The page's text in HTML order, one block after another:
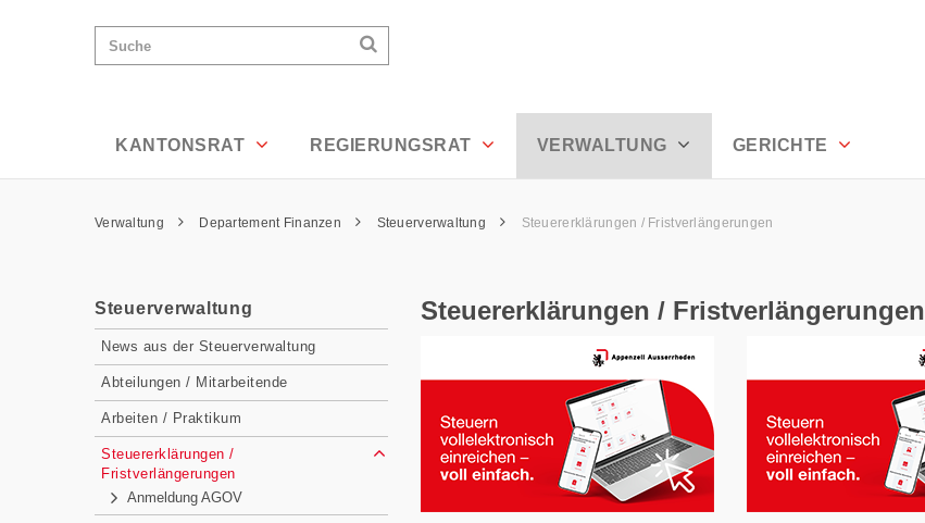
Suchen
KANTONSRAT
REGIERUNGSRAT VERWALTUNG GERICHTE
Inhalt
Pfadnavigation
Verwaltung Departement Finanzen Steuerverwaltung Steuererklärungen / Fristverlängerungen
Steuerverwaltung
Subnavigation
News aus der Steuerverwaltung
Abteilungen / Mitarbeitende
Arbeiten / Praktikum
Steuererklärungen /
Fristverlängerungen
Anmeldung AGOV
Steuererklärungen / Fristverlängerungen